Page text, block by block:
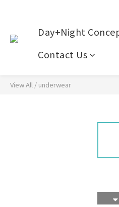
Day+Night
Contact Us
View All / underwear